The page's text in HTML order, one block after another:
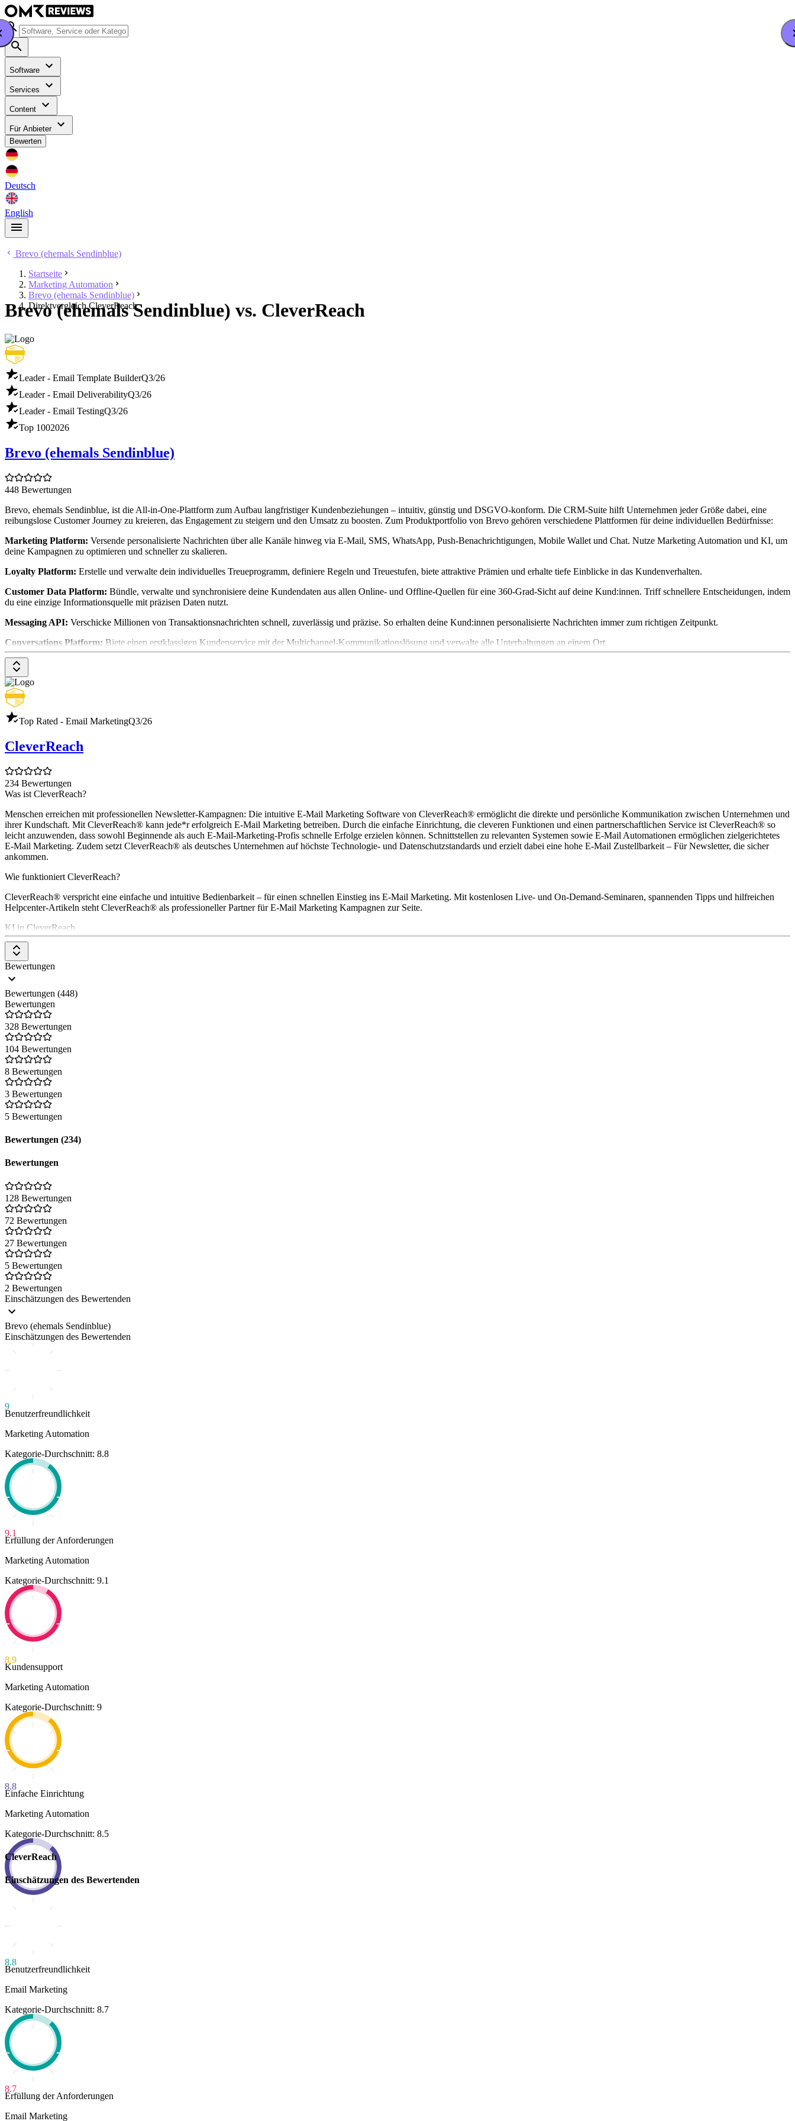
Software
Services
Content
Für Anbieter
Bewerten
Deutsch
English
Brevo (ehemals Sendinblue)
Startseite
Marketing Automation
Brevo (ehemals Sendinblue)
Direktvergleich CleverReach
Brevo (ehemals Sendinblue) vs. CleverReach
Leader - Email Template BuilderQ3/26
Leader - Email DeliverabilityQ3/26
Leader - Email TestingQ3/26
Top 1002026
Brevo (ehemals Sendinblue)
448 Bewertungen
Brevo, ehemals Sendinblue, ist die All-in-One-Plattform zum Aufbau langfristiger Kundenbeziehungen – intuitiv, günstig und DSGVO-konform. Die CRM-Suite hilft Unternehmen jeder Größe dabei, eine
reibungslose Customer Journey zu kreieren, das Engagement zu steigern und den Umsatz zu boosten. Zum Produktportfolio von Brevo gehören verschiedene Plattformen für deine individuellen Bedürfnisse:
Marketing Platform: Versende personalisierte Nachrichten über alle Kanäle hinweg via E-Mail, SMS, WhatsApp, Push-Benachrichtigungen, Mobile Wallet und Chat. Nutze Marketing Automation und KI, um
deine Kampagnen zu optimieren und schneller zu skalieren.
Loyalty Platform: Erstelle und verwalte dein individuelles Treueprogramm, definiere Regeln und Treuestufen, biete attraktive Prämien und erhalte tiefe Einblicke in das Kundenverhalten.
Customer Data Platform: Bündle, verwalte und synchronisiere deine Kundendaten aus allen Online- und Offline-Quellen für eine 360-Grad-Sicht auf deine Kund:innen. Triff schnellere Entscheidungen, indem
du eine einzige Informationsquelle mit präzisen Daten nutzt.
Messaging API: Verschicke Millionen von Transaktionsnachrichten schnell, zuverlässig und präzise. So erhalten deine Kund:innen personalisierte Nachrichten immer zum richtigen Zeitpunkt.
Conversations Platform: Biete einen erstklassigen Kundenservice mit der Multichannel-Kommunikationslösung und verwalte alle Unterhaltungen an einem Ort.
Sales Platform:
Top Rated - Email MarketingQ3/26
CleverReach
234 Bewertungen
Was ist CleverReach?
Menschen erreichen mit professionellen Newsletter-Kampagnen: Die intuitive E-Mail Marketing Software von CleverReach® ermöglicht die direkte und persönliche Kommunikation zwischen Unternehmen und
ihrer Kundschaft. Mit CleverReach® kann jede*r erfolgreich E-Mail Marketing betreiben. Durch die einfache Einrichtung, die cleveren Funktionen und einen partnerschaftlichen Service ist CleverReach® so
leicht anzuwenden, dass sowohl Beginnende als auch E-Mail-Marketing-Profis schnelle Erfolge erzielen können. Schnittstellen zu relevanten Systemen sowie E-Mail Automationen ermöglichen zielgerichtetes
E-Mail Marketing. Zudem setzt CleverReach® als deutsches Unternehmen auf höchste Technologie- und Datenschutzstandards und erzielt dabei eine hohe E-Mail Zustellbarkeit – Für Newsletter, die sicher
ankommen.
Wie funktioniert CleverReach?
CleverReach® verspricht eine einfache und intuitive Bedienbarkeit – für einen schnellen Einstieg ins E-Mail Marketing. Mit kostenlosen Live- und On-Demand-Seminaren, spannenden Tipps und hilfreichen
Helpcenter-Artikeln steht CleverReach® als professioneller Partner für E-Mail Marketing Kampagnen zur Seite.
KI in CleverReach
Die Funktion des KI-Content-Generators unterstützt User dabei, ansprechende Betreffzeilen und E-Mails zu verfassen. Alle wichtigen Informationen für eine optimale Nutzung des KI-Content-Generators von
CleverReach® sind
Ist CleverReach DSGVO-konform?
Mit CleverReach® sind Nutzer*innen in Sachen Datenschutz auf der sicheren Seite: Mit dem Newsletter-Tool werden E-Mails DSGVO-konform und rechtssicher versendet. Alle Daten werden ausschließlich
auf sicheren Servern in Deutschland und der EU gespeichert.
Bewertungen
Bewertungen (448)
Bewertungen
328 Bewertungen
104 Bewertungen
8 Bewertungen
3 Bewertungen
5 Bewertungen
Bewertungen (234)
Bewertungen
128 Bewertungen
72 Bewertungen
27 Bewertungen
5 Bewertungen
2 Bewertungen
Einschätzungen des Bewertenden
Brevo (ehemals Sendinblue)
Einschätzungen des Bewertenden
9
Benutzerfreundlichkeit
Marketing Automation
Kategorie-Durchschnitt: 8.8
9.1
Erfüllung der Anforderungen
Marketing Automation
Kategorie-Durchschnitt: 9.1
8.9
Kundensupport
Marketing Automation
Kategorie-Durchschnitt: 9
8.8
Einfache Einrichtung
Marketing Automation
Kategorie-Durchschnitt: 8.5
CleverReach
Einschätzungen des Bewertenden
8.8
Benutzerfreundlichkeit
Email Marketing
Kategorie-Durchschnitt: 8.7
8.7
Erfüllung der Anforderungen
Email Marketing